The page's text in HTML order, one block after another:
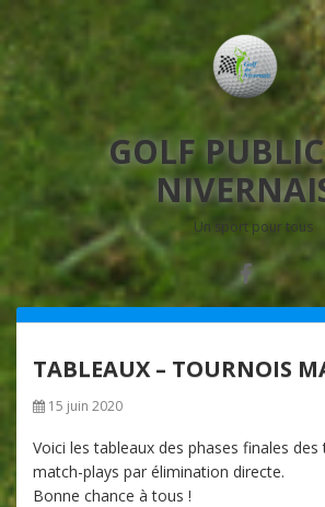
GOLF
Un sport pour tous
TABLEAUX – TOURNOIS
15 juin 2020
Voici les tableaux des phases finales
match-plays par élimination directe.
Bonne chance à tous !